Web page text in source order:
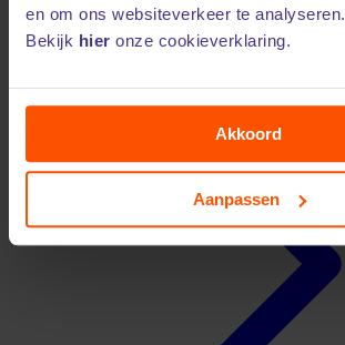
en om ons websiteverkeer te analyseren.
Bekijk hier onze cookieverklaring.
Akkoord
Aanpassen
Puppyverzekering vergelijken